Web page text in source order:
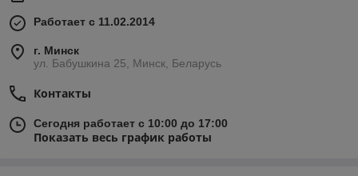
Работает с 11.02.2014
г. Минск
ул. Бабушкина 25, Минск, Беларусь
Контакты
Сегодня работает с 10:00 до 17:00
Показать весь график работы